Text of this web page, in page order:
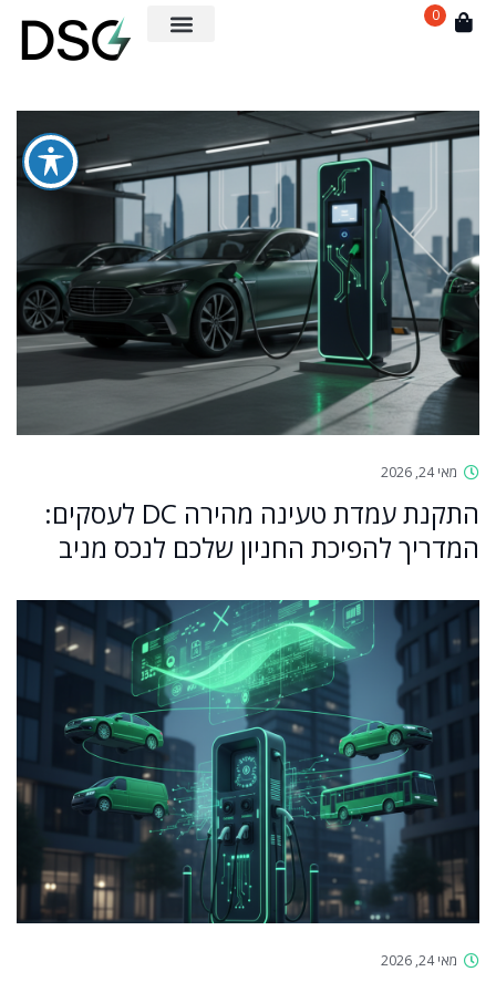
0
מאי 24, 2026
התקנת עמדת טעינה מהירה DC לעסקים:
המדריך להפיכת החניון שלכם לנכס מניב
מאי 24, 2026